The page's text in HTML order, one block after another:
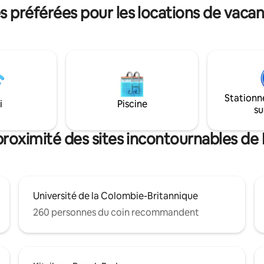
avons hâte de vous
Skytrain est à seulement 7
préférées pour les locations de
Piscine
des sites incontournables de
Université de la Colombie-Britannique
260 personnes du coin recommandent